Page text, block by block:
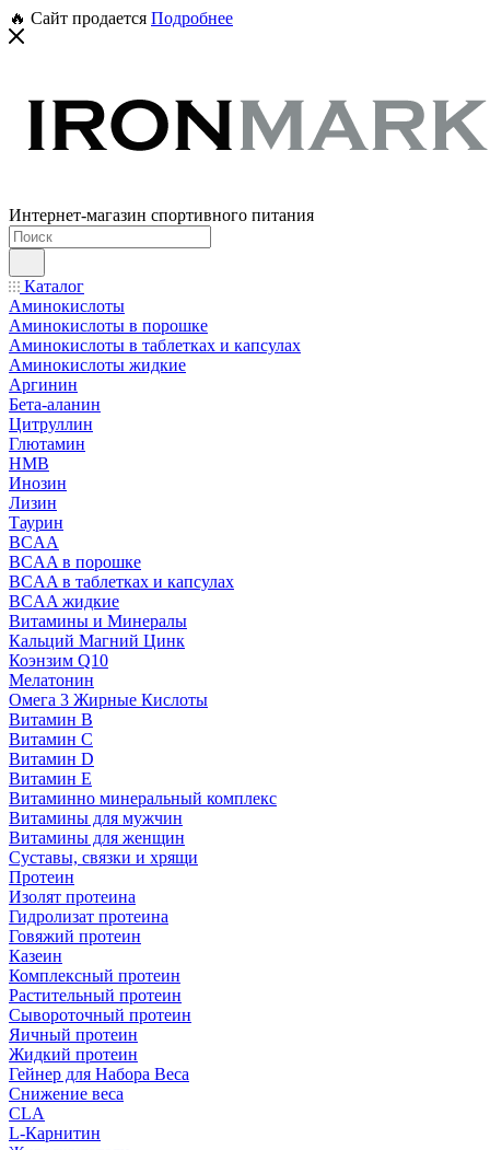
🔥 Сайт продается Подробнее
Интернет-магазин спортивного питания
Каталог
Аминокислоты
Аминокислоты в порошке
Аминокислоты в таблетках и капсулах
Аминокислоты жидкие
Аргинин
Бета-аланин
Цитруллин
Глютамин
HMB
Инозин
Лизин
Таурин
BCAA
BCAA в порошке
BCAA в таблетках и капсулах
BCAA жидкие
Витамины и Минералы
Кальций Магний Цинк
Коэнзим Q10
Мелатонин
Омега 3 Жирные Кислоты
Витамин B
Витамин C
Витамин D
Витамин E
Витаминно минеральный комплекс
Витамины для мужчин
Витамины для женщин
Суставы, связки и хрящи
Протеин
Изолят протеина
Гидролизат протеина
Говяжий протеин
Казеин
Комплексный протеин
Растительный протеин
Сывороточный протеин
Яичный протеин
Жидкий протеин
Гейнер для Набора Веса
Снижение веса
CLA
L-Карнитин